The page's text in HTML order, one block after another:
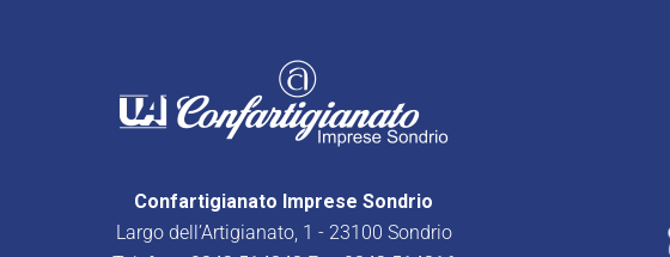
Confartigianato Imprese Sondrio
Largo dell’Artigianato, 1 - 23100 Sondrio